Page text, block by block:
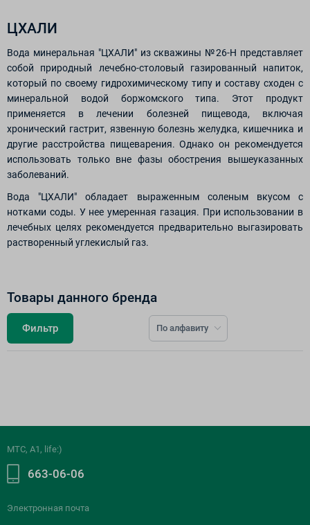
ЦХАЛИ
Вода минеральная "ЦХАЛИ" из скважины №26-Н представляет
собой природный лечебно-столовый газированный напиток,
который по своему гидрохимическому типу и составу сходен с
минеральной водой боржомского типа. Этот продукт
применяется в лечении болезней пищевода, включая
хронический гастрит, язвенную болезнь желудка, кишечника и
другие расстройства пищеварения. Однако он рекомендуется
использовать только вне фазы обострения вышеуказанных
заболеваний.
Вода "ЦХАЛИ" обладает выраженным соленым вкусом с
нотками соды. У нее умеренная газация. При использовании в
лечебных целях рекомендуется предварительно выгазировать
растворенный углекислый газ.
Товары данного бренда
Фильтр По алфавиту
МТС, A1, life:)
663-06-06
Электронная почта